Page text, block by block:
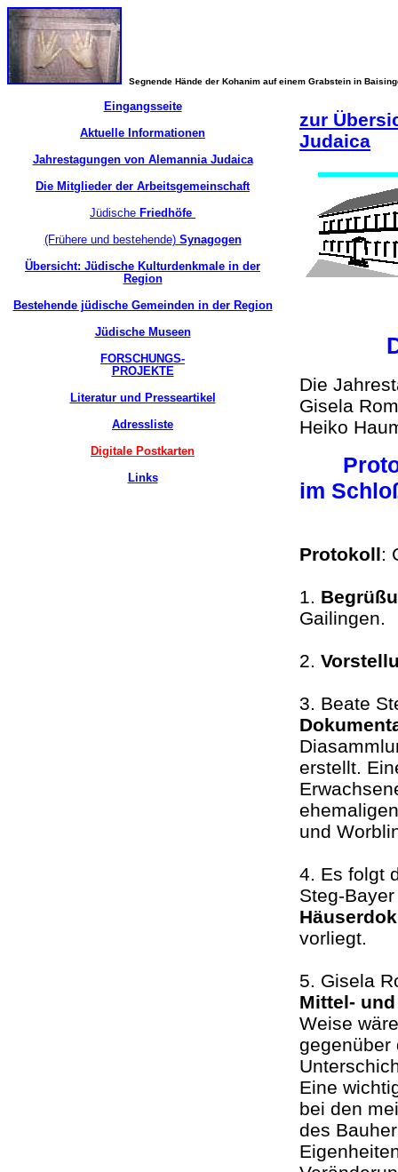
Segnende Hände der Kohanim auf einem Grabstein in
Eingangsseite
Aktuelle Informationen
Jahrestagungen von Alemannia Judaica
Die Mitglieder der Arbeitsgemeinschaft
Jüdische Friedhöfe
(Frühere und bestehende)Synagogen
Übersicht: Jüdische Kulturdenkmale in der
Region
Bestehende jüdische Gemeinden in der Region
Jüdische Museen
FORSCHUNGS-
PROJEKTE
Literatur und Presseartikel
Adressliste
Digitale Postkarten
Links
zur
Judaica
Die
Gisela
Heiko
im
Protokoll:
1.
2.
3. Beate
erstellt.
und
4. Es folgt
Steg-
vorliegt.
5. Gisela
Mittel-
Weise
gegenüber
Eine
bei den
des